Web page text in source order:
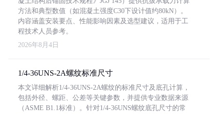
方法和典型数值（如混凝土强度C30下设计值约80kN）。
内容涵盖安装要点、性能影响因素及选型建议，适用于工
程技术人员参考。
2026年8月4日
1/4-36UNS-2A螺纹标准尺寸
本文详细解析1/4-36UNS-2A螺纹的标准尺寸及底孔计算，
包括外径、螺距、公差等关键参数，并提供专业数据来源
（ASME B1.1标准）。针对1/4-36UNS螺纹底孔尺寸的常